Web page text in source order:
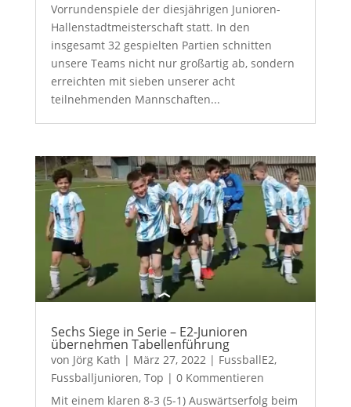
Vorrundenspiele der diesjährigen Junioren-
Hallenstadtmeisterschaft statt. In den
insgesamt 32 gespielten Partien schnitten
unsere Teams nicht nur großartig ab, sondern
erreichten mit sieben unserer acht
teilnehmenden Mannschaften...
Sechs Siege in Serie – E2-Junioren
übernehmen Tabellenführung
von Jörg Kath | März 27, 2022 | FussballE2,
Fussballjunioren, Top | 0 Kommentieren
Mit einem klaren 8-3 (5-1) Auswärtserfolg beim